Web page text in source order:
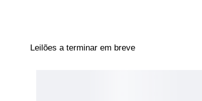
Leilões a terminar em breve